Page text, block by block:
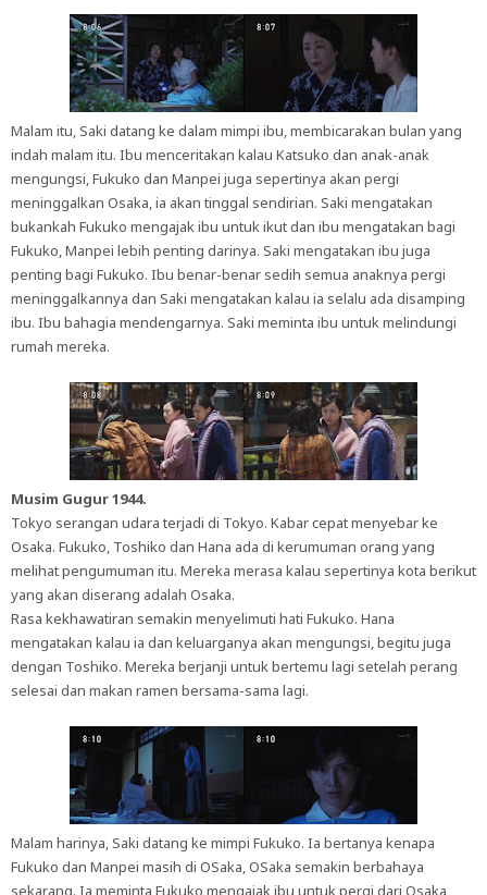
Malam itu, Saki datang ke dalam mimpi ibu, membicarakan bulan yang
indah malam itu. Ibu menceritakan kalau Katsuko dan anak-anak
mengungsi, Fukuko dan Manpei juga sepertinya akan pergi
meninggalkan Osaka, ia akan tinggal sendirian. Saki mengatakan
bukankah Fukuko mengajak ibu untuk ikut dan ibu mengatakan bagi
Fukuko, Manpei lebih penting darinya. Saki mengatakan ibu juga
penting bagi Fukuko. Ibu benar-benar sedih semua anaknya pergi
meninggalkannya dan Saki mengatakan kalau ia selalu ada disamping
ibu. Ibu bahagia mendengarnya. Saki meminta ibu untuk melindungi
rumah mereka.
Musim Gugur 1944.
Tokyo serangan udara terjadi di Tokyo. Kabar cepat menyebar ke
Osaka. Fukuko, Toshiko dan Hana ada di kerumuman orang yang
melihat pengumuman itu. Mereka merasa kalau sepertinya kota berikut
yang akan diserang adalah Osaka.
Rasa kekhawatiran semakin menyelimuti hati Fukuko. Hana
mengatakan kalau ia dan keluarganya akan mengungsi, begitu juga
dengan Toshiko. Mereka berjanji untuk bertemu lagi setelah perang
selesai dan makan ramen bersama-sama lagi.
Malam harinya, Saki datang ke mimpi Fukuko. Ia bertanya kenapa
Fukuko dan Manpei masih di OSaka, OSaka semakin berbahaya
sekarang. Ia meminta Fukuko mengajak ibu untuk pergi dari Osaka,